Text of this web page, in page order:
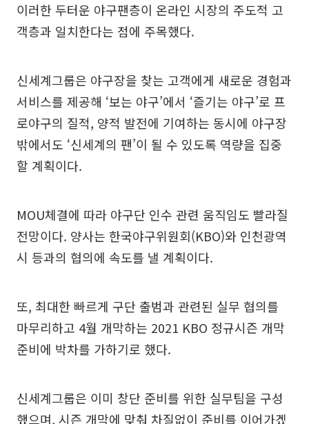
이러한 두터운 야구팬층이 온라인 시장의 주도적 고
객층과 일치한다는 점에 주목했다.
신세계그룹은 야구장을 찾는 고객에게 새로운 경험과
서비스를 제공해 ‘보는 야구’에서 ‘즐기는 야구’로 프
로야구의 질적, 양적 발전에 기여하는 동시에 야구장
밖에서도 ‘신세계의 팬’이 될 수 있도록 역량을 집중
할 계획이다.
MOU체결에 따라 야구단 인수 관련 움직임도 빨라질
전망이다. 양사는 한국야구위원회(KBO)와 인천광역
시 등과의 협의에 속도를 낼 계획이다.
또, 최대한 빠르게 구단 출범과 관련된 실무 협의를
마무리하고 4월 개막하는 2021 KBO 정규시즌 개막
준비에 박차를 가하기로 했다.
신세계그룹은 이미 창단 준비를 위한 실무팀을 구성
했으며, 시즌 개막에 맞춰 차질없이 준비를 이어가겠